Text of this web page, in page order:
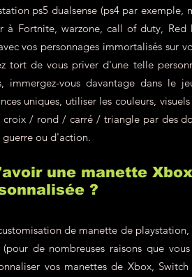
ps5 dualsense (ps4 par exemple,
Fortnite, warzone, call of duty, Red
vos personnages immortalisés sur
tort de vous priver d'une telle
immergez-vous davantage dans le
uniques, utiliser les couleurs,
croix / rond / carré / triangle par des
ou d'action.
une manette
?
de manette de
de nombreuses raisons que vous
vos manettes de Xbox,